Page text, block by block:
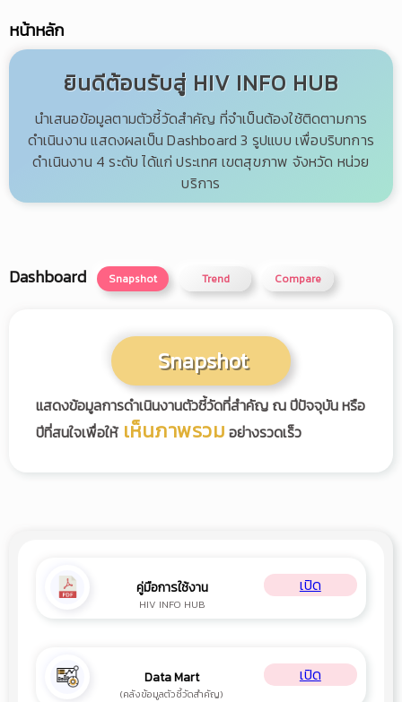
หน้าหลัก
ยินดีต้อนรับสู่ HIV INFO HUB
นำเสนอข้อมูลตามตัวชี้วัดสำคัญ ที่จำเป็นต้องใช้ติดตามการ
ดำเนินงาน แสดงผลเป็น Dashboard 3 รูปแบบ เพื่อบริบทการ
ดำเนินงาน 4 ระดับ ได้แก่ ประเทศ เขตสุขภาพ จังหวัด หน่วย
บริการ
Dashboard Snapshot Trend Compare
Snapshot
แสดงข้อมูลการดำเนินงานตัวชี้วัดที่สำคัญ ณ ปีปัจจุบัน หรือ
ปีที่สนใจเพื่อให้เห็นภาพรวม อย่างรวดเร็ว
คู่มือการใช้งาน
HIV INFO HUB
เปิด
Data Mart
(คลังข้อมูลตัวชี้วัดสำคัญ)
เปิด